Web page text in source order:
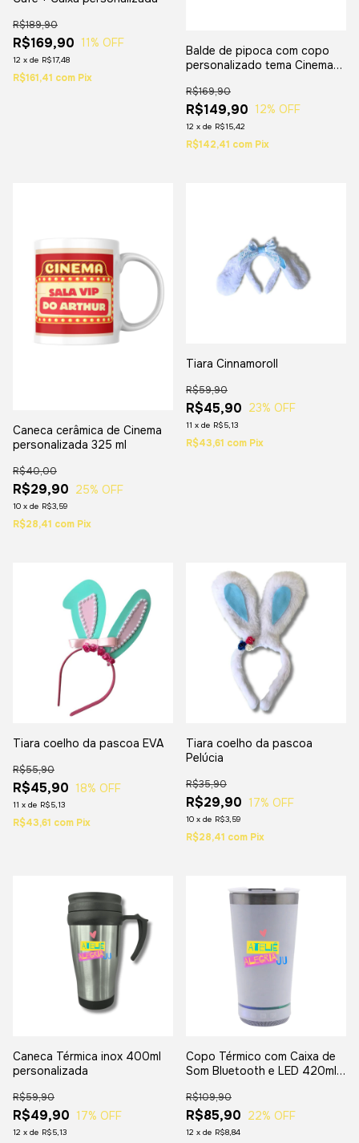
R$169,90
R$189,90
11% OFF
12 x de R$17,48
R$161,41 com Pix
Balde de pipoca com copo
personalizado tema Cinema
R$149,90
R$169,90
12% OFF
12 x de R$15,42
R$142,41 com Pix
Caneca cerâmica de Cinema
personalizada 325 ml
R$29,90
R$40,00
25% OFF
10 x de R$3,59
R$28,41 com Pix
Tiara Cinnamoroll
R$45,90
R$59,90
23% OFF
11 x de R$5,13
R$43,61 com Pix
Tiara coelho da pascoa EVA
R$45,90
R$55,90
18% OFF
11 x de R$5,13
R$43,61 com Pix
Tiara coelho da pascoa
Pelúcia
R$29,90
R$35,90
17% OFF
10 x de R$3,59
R$28,41 com Pix
Caneca Térmica inox 400ml
personalizada
R$49,90
R$59,90
17% OFF
12 x de R$5,13
Copo Térmico com Caixa de
Som Bluetooth e LED 420ml
R$85,90
R$109,90
22% OFF
12 x de R$8,84